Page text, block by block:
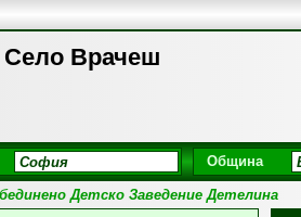
Село Врачеш
Община
Детско Заведение Детелина